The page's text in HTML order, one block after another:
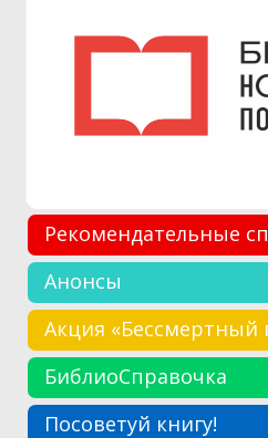
Рекомендательные
Анонсы
Акция «Бессмертный
БиблиоСправочка
Посоветуй книгу!